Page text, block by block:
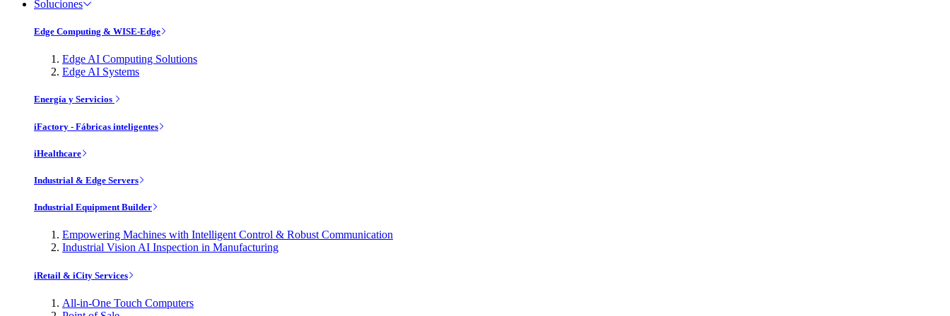
Soluciones
Edge Computing & WISE-Edge
Edge AI Computing Solutions
Edge AI Systems
Energía y Servicios
iFactory - Fábricas inteligentes
iHealthcare
Industrial & Edge Servers
Industrial Equipment Builder
Empowering Machines with Intelligent Control & Robust Communication
Industrial Vision AI Inspection in Manufacturing
iRetail & iCity Services
All-in-One Touch Computers